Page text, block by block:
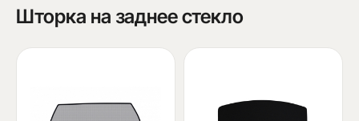
Шторка на заднее стекло